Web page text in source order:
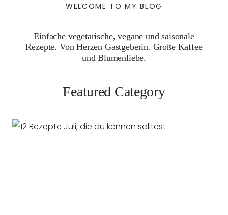
WELCOME TO MY BLOG
Einfache vegetarische, vegane und saisonale
Rezepte. Von Herzen Gastgeberin. Große Kaffee
und Blumenliebe.
Featured Category